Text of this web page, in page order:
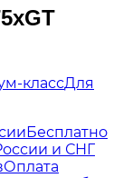
классДля
Бесплатно
и СНГ
Оплата